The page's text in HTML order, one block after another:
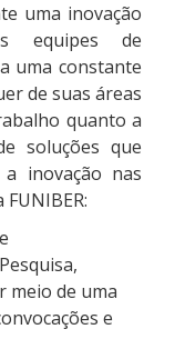
uma inovação
equipes de
uma constante
de suas áreas
quanto a
soluções que
inovação nas
meio de uma
e